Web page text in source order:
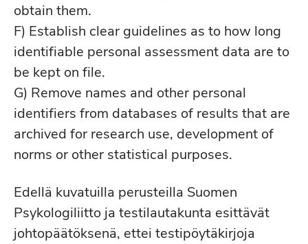
obtain them.
F) Establish clear guidelines as to how long
identifiable personal assessment data are to
be kept on file.
G) Remove names and other personal
identifiers from databases of results that are
archived for research use, development of
norms or other statistical purposes.
Edellä kuvatuilla perusteilla Suomen
Psykologiliitto ja testilautakunta esittävät
johtopäätöksenä, ettei testipöytäkirjoja